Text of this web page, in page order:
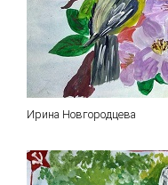
Ирина Новгородцева